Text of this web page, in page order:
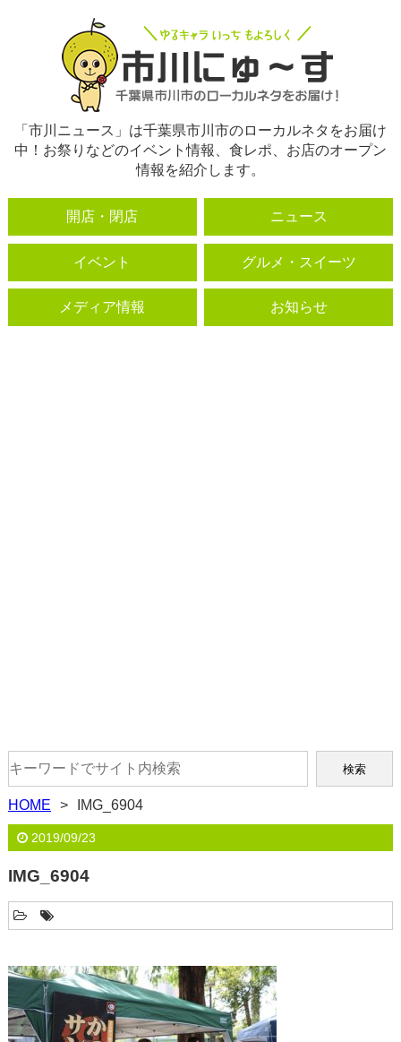
「市川ニュース」は千葉県市川市のローカルネタをお届け
中！お祭りなどのイベント情報、食レポ、お店のオープン
情報を紹介します。
開店・閉店 ニュース
イベント グルメ・スイーツ
メディア情報 お知らせ
HOME IMG_6904
2019/09/23
IMG_6904